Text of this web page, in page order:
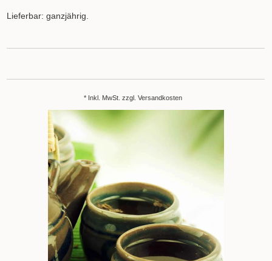
Lieferbar: ganzjährig.
* Inkl. MwSt. zzgl. Versandkosten